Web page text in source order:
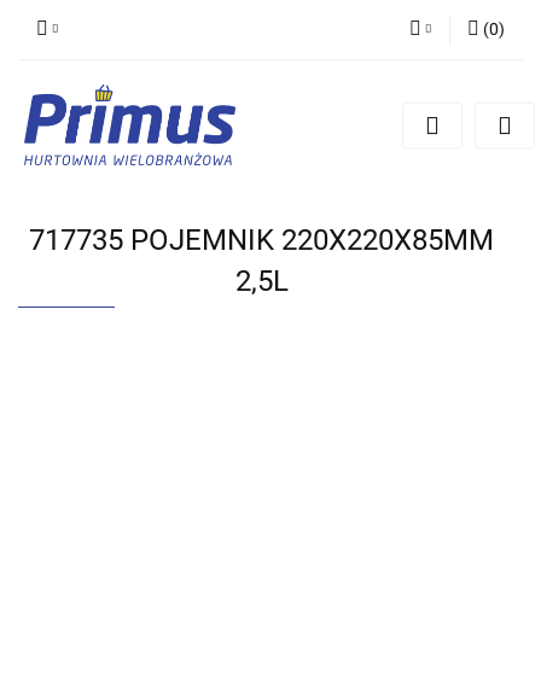
Zarejestruj się
(0)
717735 POJEMNIK 220X220X85MM
2,5L